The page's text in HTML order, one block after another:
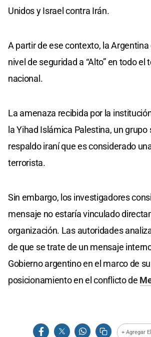
Unidos y Israel contra Irán.
A partir de ese contexto, la
nivel de seguridad a “Alto” en todo el
nacional.
La amenaza recibida por la
la Yihad Islámica Palestina, un grupo
respaldo iraní que es considerado
terrorista.
Sin embargo, los investigadores
mensaje no estaría vinculado
organización. Las autoridades
de que se trate de un mensaje
Gobierno argentino en el marco de su
posicionamiento en el conflicto de
+ Agregar